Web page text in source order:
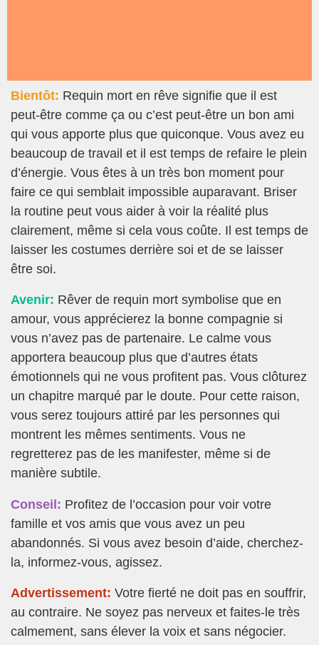
Bientôt: Requin mort en rêve signifie que il est
peut-être comme ça ou c’est peut-être un bon ami
qui vous apporte plus que quiconque. Vous avez eu
beaucoup de travail et il est temps de refaire le plein
d’énergie. Vous êtes à un très bon moment pour
faire ce qui semblait impossible auparavant. Briser
la routine peut vous aider à voir la réalité plus
clairement, même si cela vous coûte. Il est temps de
laisser les costumes derrière soi et de se laisser
être soi.
Avenir: Rêver de requin mort symbolise que en
amour, vous apprécierez la bonne compagnie si
vous n’avez pas de partenaire. Le calme vous
apportera beaucoup plus que d’autres états
émotionnels qui ne vous profitent pas. Vous clôturez
un chapitre marqué par le doute. Pour cette raison,
vous serez toujours attiré par les personnes qui
montrent les mêmes sentiments. Vous ne
regretterez pas de les manifester, même si de
manière subtile.
Conseil: Profitez de l’occasion pour voir votre
famille et vos amis que vous avez un peu
abandonnés. Si vous avez besoin d’aide, cherchez-
la, informez-vous, agissez.
Advertissement: Votre fierté ne doit pas en souffrir,
au contraire. Ne soyez pas nerveux et faites-le très
calmement, sans élever la voix et sans négocier.